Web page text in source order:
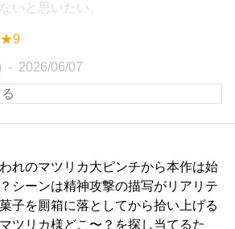
いと思いたい。
★9
2026/06/07
れのマツリカ大ピンチから本作は始
シーンは精神攻撃の描写がリアリテ
子を厠箱に落としてから拾い上げる
ツリカ様どこ〜？を探し当てるた